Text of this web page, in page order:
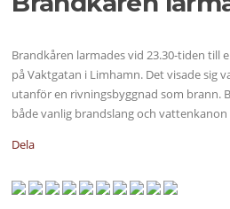
Brandkåren larmades vid 23.30-tiden till
på Vaktgatan i Limhamn. Det visade sig
utanför en rivningsbyggnad som brann.
både vanlig brandslang och
Dela